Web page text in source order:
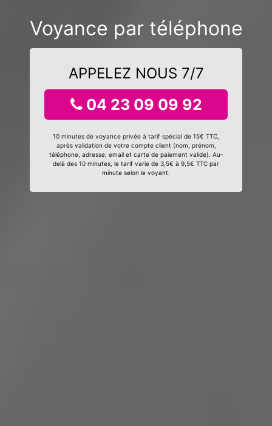
Voyance par téléphone
APPELEZ NOUS 7/7
04 23 09 09 92
10 minutes de voyance privée à tarif spécial de 15€ TTC,
après validation de votre compte client (nom, prénom,
téléphone, adresse, email et carte de paiement valide). Au-
delà des 10 minutes, le tarif varie de 3,5€ à 9,5€ TTC par
minute selon le voyant.